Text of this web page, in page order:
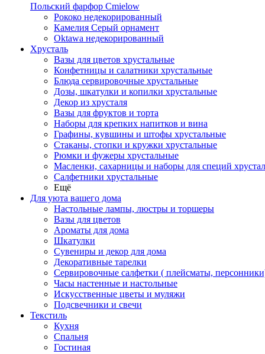
Польский фарфор Сmielow
Рококо недекорированный
Камелия Серый орнамент
Oktawa недекорированный
Хрусталь
Вазы для цветов хрустальные
Конфетницы и салатники хрустальные
Блюда сервировочные хрустальные
Дозы, шкатулки и копилки хрустальные
Декор из хрусталя
Вазы для фруктов и торта
Наборы для крепких напитков и вина
Графины, кувшины и штофы хрустальные
Стаканы, стопки и кружки хрустальные
Рюмки и фужеры хрустальные
Масленки, сахарницы и наборы для специй
Салфетники хрустальные
Ещё
Для уюта вашего дома
Настольные лампы, люстры и торшеры
Вазы для цветов
Ароматы для дома
Шкатулки
Сувениры и декор для дома
Декоративные тарелки
Сервировочные салфетки ( плейсматы,
Часы настенные и настольные
Искусственные цветы и муляжи
Подсвечники и свечи
Текстиль
Кухня
Спальня
Гостиная